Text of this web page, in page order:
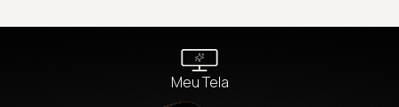
Meu Tela